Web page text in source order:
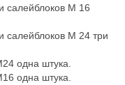
салейблоков М 16
салейблоков М 24 три
одна штука.
одна штука.